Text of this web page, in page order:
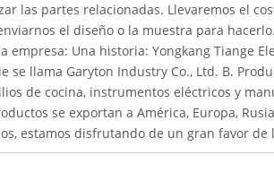
las partes relacionadas. Llevaremos el
el diseño o la muestra para
empresa: Una historia: Yongkang Tiange
se llama Garyton Industry Co., Ltd. B.
de cocina, instrumentos eléctricos y
se exportan a América, Europa,
estamos disfrutando de un gran favor de